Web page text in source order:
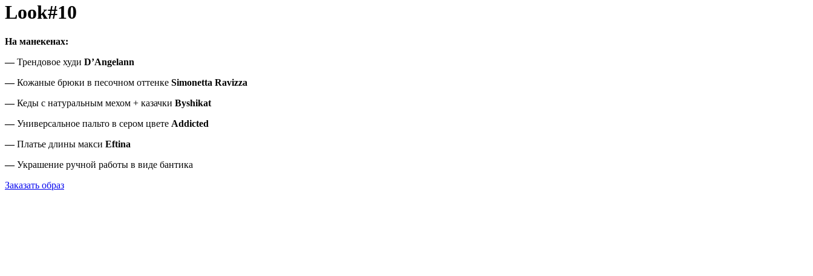
Look#10
На манекенах:
—Трендовое худи D’Angelann
—Кожаные брюки в песочном оттенке Simonetta Ravizza
—Кеды с натуральным мехом + казачки Byshikat
—Универсальное пальто в сером цвете Addicted
—Платье длины макси Eftina
—Украшение ручной работы в виде бантика
Заказать образ